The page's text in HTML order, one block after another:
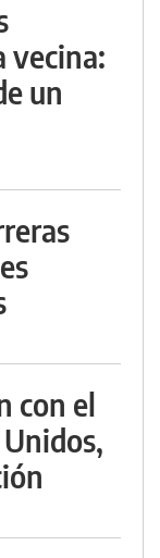
vecina:
un
con el